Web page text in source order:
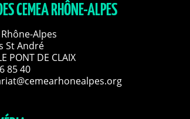
CEMEA RHÔNE-ALPES
Rhône-Alpes
St André
PONT DE CLAIX
85 40